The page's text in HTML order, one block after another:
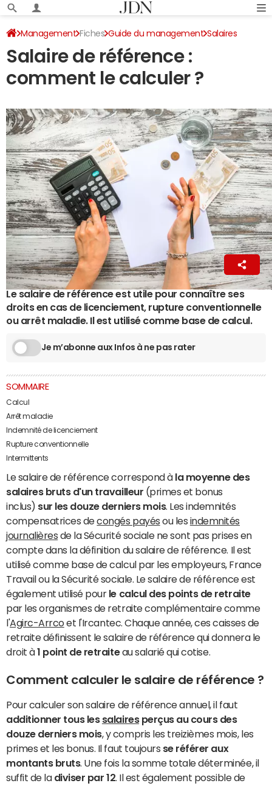
Management Fiches Guide du management Salaires
Salaire de référence :
comment le calculer ?
La Rédaction
10 décembre 2024 18:35
Le salaire de référence est utile pour connaître ses
droits en cas de licenciement, rupture conventionnelle
ou arrêt maladie. Il est utilisé comme base de calcul.
Je m’abonne aux Infos à ne pas rater
SOMMAIRE
Calcul
Arrêt maladie
Indemnité de licenciement
Rupture conventionnelle
Intermittents
Le salaire de référence correspond à la moyenne des
salaires bruts d'un travailleur (primes et bonus
inclus) sur les douze derniers mois. Les indemnités
compensatrices decongés payés ou les indemnités
journalières de la Sécurité sociale ne sont pas prises en
compte dans la définition du salaire de référence. Il est
utilisé comme base de calcul par les employeurs, France
Travail ou la Sécurité sociale. Le salaire de référence est
également utilisé pour le calcul des points de retraite
par les organismes de retraite complémentaire comme
l'Agirc-Arrco et l'Ircantec. Chaque année, ces caisses de
retraite définissent le salaire de référence qui donnera le
droit à1 point de retraiteau salarié qui cotise.
Comment calculer le salaire de référence ?
Pour calculer son salaire de référence annuel, il faut
additionner tous les salairesperçus au cours des
douze derniers mois, y compris les treizièmes mois, les
primes et les bonus. Il faut toujours se référer aux
montants bruts. Une fois la somme totale déterminée, il
suffit de la diviser par 12 . Il est également possible de